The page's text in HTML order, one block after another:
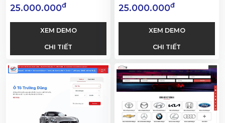
25.000.000đ
XEM DEMO
CHI TIẾT
25.000.000đ
XEM DEMO
CHI TIẾT